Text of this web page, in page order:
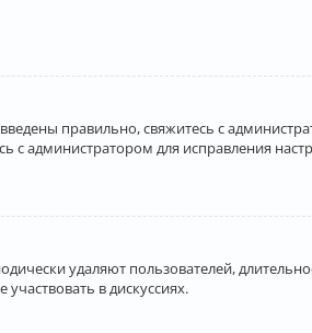
правильно, свяжитесь с
администратором для исправления
удаляют пользователей,
в дискуссиях.